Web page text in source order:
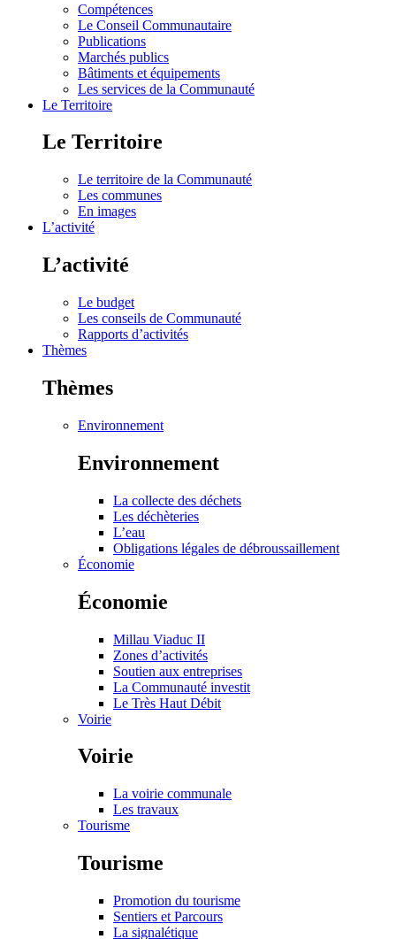
Compétences
Le Conseil Communautaire
Publications
Marchés publics
Bâtiments et équipements
Les services de la Communauté
Le Territoire
Le Territoire
Le territoire de la Communauté
Les communes
En images
L’activité
L’activité
Le budget
Les conseils de Communauté
Rapports d’activités
Thèmes
Thèmes
Environnement
Environnement
La collecte des déchets
Les déchèteries
L’eau
Obligations légales de débroussaillement
Économie
Économie
Millau Viaduc II
Zones d’activités
Soutien aux entreprises
La Communauté investit
Le Très Haut Débit
Voirie
Voirie
La voirie communale
Les travaux
Tourisme
Tourisme
Promotion du tourisme
Sentiers et Parcours
La signalétique